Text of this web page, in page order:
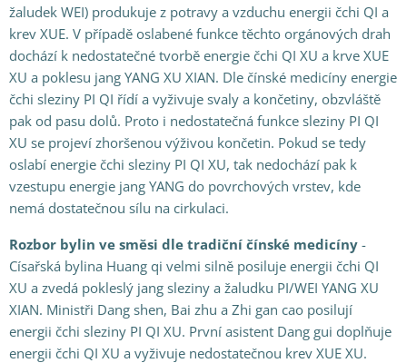
žaludek WEI) produkuje z potravy a vzduchu energii čchi QI a
krev XUE. V případě oslabené funkce těchto orgánových drah
dochází k nedostatečné tvorbě energie čchi QI XU a krve XUE
XU a poklesu jang YANG XU XIAN. Dle čínské medicíny energie
čchi sleziny PI QI řídí a vyživuje svaly a končetiny, obzvláště
pak od pasu dolů. Proto i nedostatečná funkce sleziny PI QI
XU se projeví zhoršenou výživou končetin. Pokud se tedy
oslabí energie čchi sleziny PI QI XU, tak nedochází pak k
vzestupu energie jang YANG do povrchových vrstev, kde
nemá dostatečnou sílu na cirkulaci.
Rozbor bylin ve směsi dle tradiční čínské medicíny -
Císařská bylina Huang qi velmi silně posiluje energii čchi QI
XU a zvedá pokleslý jang sleziny a žaludku PI/WEI YANG XU
XIAN. Ministři Dang shen, Bai zhu a Zhi gan cao posilují
energii čchi sleziny PI QI XU. První asistent Dang gui doplňuje
energii čchi QI XU a vyživuje nedostatečnou krev XUE XU.